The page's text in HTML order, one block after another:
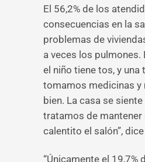
El 56,2% de los
consecuencias en la
problemas de
a veces los pulmones.
el niño tiene tos, y una
tomamos medicinas y
bien. La casa se
tratamos de mantener
calentito el salón”,
“Únicamente el 19,7%